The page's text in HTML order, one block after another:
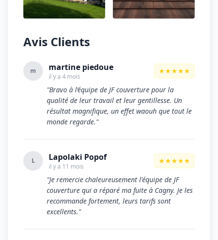
Avis Clients
m martine piedoue
il y a 4 mois
★★★★★
"Bravo à l’équipe de JF couverture pour la
qualité de leur travail et leur gentillesse. Un
résultat magnifique, un effet waouh que tout le
monde regarde."
L Lapolaki Popof
il y a 11 mois
★★★★★
"Je remercie chaleureusement l'équipe de JF
couverture qui a réparé ma fuite à Cagny. Je les
recommande fortement, leurs tarifs sont
excellents."